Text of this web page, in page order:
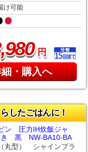
け可能
,980円
・購入へ
したごはんに！
ン 圧力IH炊飯ジャ
黒 NW-BA10-BA
丸型） シャインブラ